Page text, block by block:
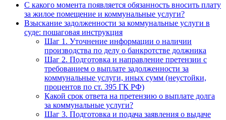
С какого момента появляется обязанность вносить плату
за жилое помещение и коммунальные услуги?
Взыскание задолженности за коммунальные услуги в
суде: пошаговая инструкция
Шаг 1. Уточнение информации о наличии
производства по делу о банкротстве должника
Шаг 2. Подготовка и направление претензии с
требованием о выплате задолженности за
коммунальные услуги, иных сумм (неустойки,
процентов по ст. 395 ГК РФ)
Какой срок ответа на претензию о выплате долга
за коммунальные услуги?
Шаг 3. Подготовка и подача заявления о выдаче